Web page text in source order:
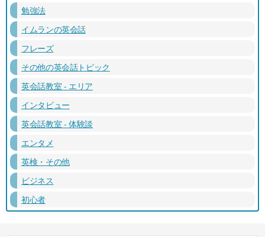
勉強法
イムランの英会話
フレーズ
その他の英会話トピック
英会話教室 - エリア
インタビュー
英会話教室 - 体験談
エンタメ
英検・その他
ビジネス
初心者